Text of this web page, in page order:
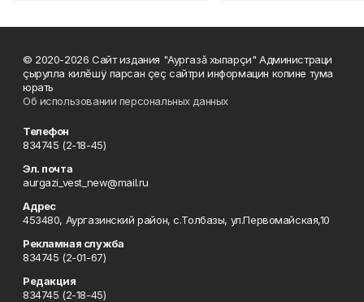
© 2020-2026 Сайт издания "Аургазă хыпарçи" Администраци
çырулла килĕшÿ парсан çеç сайтри информацин копине тума
юрать
Об использовании персональных данных
Телефон
834745 (2-18-45)
Эл. почта
aurgazi_vest_new@mail.ru
Адрес
453480, Аургазинский район, с.Толбазы, ул.Первомайская,10
Рекламная служба
834745 (2-01-67)
Редакция
834745 (2-18-45)